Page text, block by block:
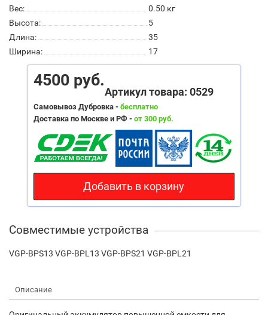
Вес:
0.50 кг
Высота:
5
Длина:
35
Ширина:
17
4500 руб.
Артикул товара: 0529
Самовывоз Дубровка - бесплатно
Доставка по Москве и РФ - от 300 руб.
Добавить в корзину
Совместимые устройства
VGP-BPS13 VGP-BPL13 VGP-BPS21 VGP-BPL21
Описание